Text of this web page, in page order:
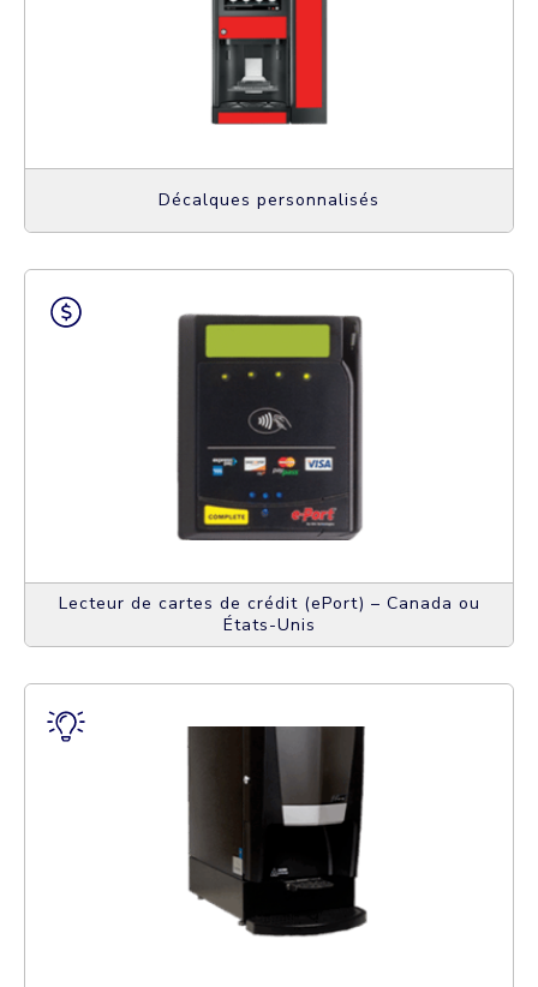
Décalques personnalisés
Lecteur de cartes de crédit (ePort) – Canada ou
États-Unis